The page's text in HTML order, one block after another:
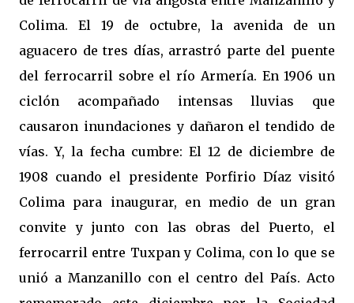
Colima. El 19 de octubre, la avenida de un
aguacero de tres días, arrastró parte del puente
del ferrocarril sobre el río Armería. En 1906 un
ciclón acompañado intensas lluvias que
causaron inundaciones y dañaron el tendido de
vías. Y, la fecha cumbre: El 12 de diciembre de
1908 cuando el presidente Porfirio Díaz visitó
Colima para inaugurar, en medio de un gran
convite y junto con las obras del Puerto, el
ferrocarril entre Tuxpan y Colima, con lo que se
unió a Manzanillo con el centro del País. Acto